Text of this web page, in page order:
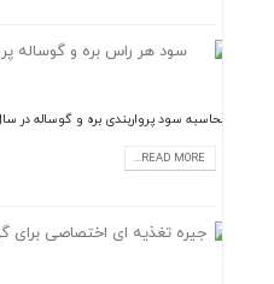
محاسبه سود پرواربندی بره و گوساله در سال 1405 + جدول
READ MORE...